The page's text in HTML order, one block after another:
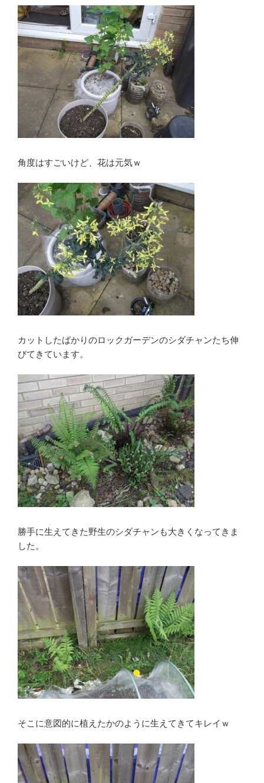
角度はすごいけど、花は元気ｗ
カットしたばかりのロックガーデンのシダチャンたち伸
びてきています。
勝手に生えてきた野生のシダチャンも大きくなってきま
した。
そこに意図的に植えたかのように生えてきてキレイｗ